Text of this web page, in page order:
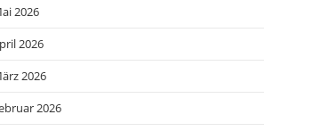
2026
2026
2026
2026